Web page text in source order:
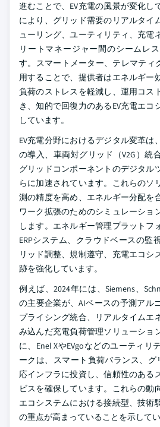
進むことで、EV充電の風景が変化し
により、グリッド需要のリアルタイ
ューリング、ユーティリティ、充電
リートマネージャー間のシームレ
す。スマートメーター、テレマティ
用することで、提供者はエネルギー
負荷のストレスを軽減し、運用コス
き、知的で回復力のあるEV充電エコ
しています。
EV充電分野におけるデジタル変革は
の導入、車両対グリッド（V2G）統
グリッドコンポーネントのデジタル
らに加速されています。これらのソ
測の精度を高め、エネルギー分配を
ワーク拡張のためのシミュレーショ
します。エネルギー管理プラットフ
ERPシステム、クラウドベースの監
リッド調整、規制遵守、充電エコシ
跡を強化しています。
例えば、2024年には、Siemens、
の主要企業が、AIベースの予測アル
プライシング統合、リアルタイムエ
み込んだ充電負荷管理ソリューショ
に、Enel XやEVgoなどのユーティリ
ークは、スマート負荷バランス、グ
応インフラに投資し、信頼性のある
ビスを確保しています。これらの動
エコシステムにおける接続型、技術
の重点が高まっていることを示してい